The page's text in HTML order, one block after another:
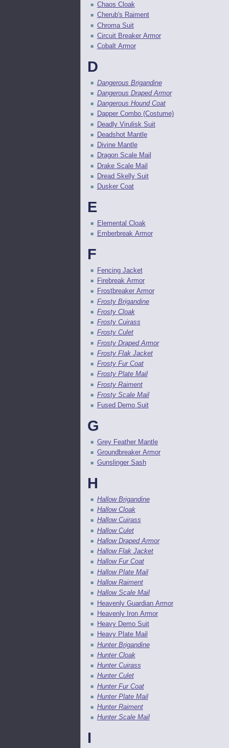
Chaos Cloak
Cherub's Raiment
Chroma Suit
Circuit Breaker Armor
Cobalt Armor
D
Dangerous Brigandine
Dangerous Draped Armor
Dangerous Hound Coat
Dapper Combo (Costume)
Deadly Virulisk Suit
Deadshot Mantle
Divine Mantle
Dragon Scale Mail
Drake Scale Mail
Dread Skelly Suit
Dusker Coat
E
Elemental Cloak
Emberbreak Armor
F
Fencing Jacket
Firebreak Armor
Frostbreaker Armor
Frosty Brigandine
Frosty Cloak
Frosty Cuirass
Frosty Culet
Frosty Draped Armor
Frosty Flak Jacket
Frosty Fur Coat
Frosty Plate Mail
Frosty Raiment
Frosty Scale Mail
Fused Demo Suit
G
Grey Feather Mantle
Groundbreaker Armor
Gunslinger Sash
H
Hallow Brigandine
Hallow Cloak
Hallow Cuirass
Hallow Culet
Hallow Draped Armor
Hallow Flak Jacket
Hallow Fur Coat
Hallow Plate Mail
Hallow Raiment
Hallow Scale Mail
Heavenly Guardian Armor
Heavenly Iron Armor
Heavy Demo Suit
Heavy Plate Mail
Hunter Brigandine
Hunter Cloak
Hunter Cuirass
Hunter Culet
Hunter Fur Coat
Hunter Plate Mail
Hunter Raiment
Hunter Scale Mail
I